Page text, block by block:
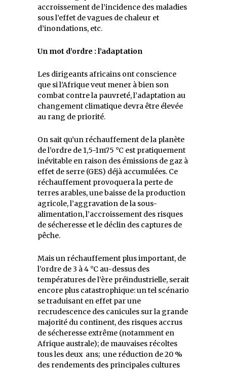
accroissement de l’incidence des maladies
sous l’effet de vagues de chaleur et
d’inondations, etc.
Un mot d’ordre : l’adaptation
Les dirigeants africains ont conscience
que si l’Afrique veut mener à bien son
combat contre la pauvreté, l’adaptation au
changement climatique devra être élevée
au rang de priorité.
On sait qu’un réchauffement de la planète
de l’ordre de 1,5-1m75 °C est pratiquement
inévitable en raison des émissions de gaz à
effet de serre (GES) déjà accumulées. Ce
réchauffement provoquera la perte de
terres arables, une baisse de la production
agricole, l’aggravation de la sous-
alimentation, l’accroissement des risques
de sécheresse et le déclin des captures de
pêche.
Mais un réchauffement plus important, de
l’ordre de 3 à 4 °C au-dessus des
températures de l’ère préindustrielle, serait
encore plus catastrophique: un tel scénario
se traduisant en effet par une
recrudescence des canicules sur la grande
majorité du continent, des risques accrus
de sécheresse extrême (notamment en
Afrique australe); de mauvaises récoltes
tous les deux ans; une réduction de 20 %
des rendements des principales cultures